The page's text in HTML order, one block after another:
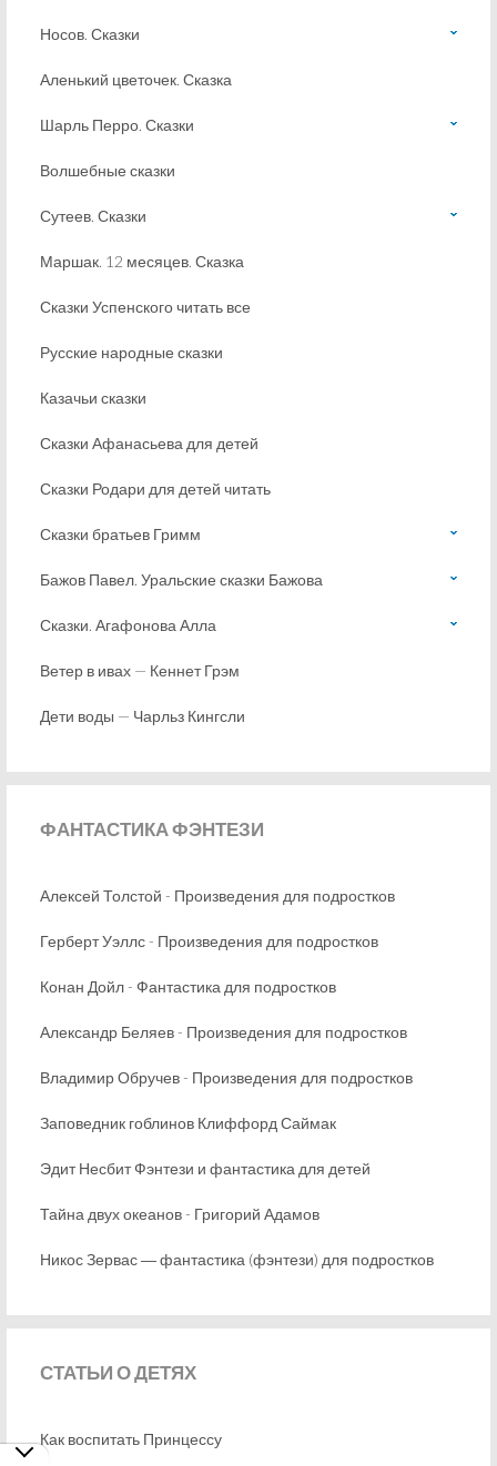
Носов. Сказки
Аленький цветочек. Сказка
Шарль Перро. Сказки
Волшебные сказки
Сутеев. Сказки
Маршак. 12 месяцев. Сказка
Сказки Успенского читать все
Русские народные сказки
Казачьи сказки
Сказки Афанасьева для детей
Сказки Родари для детей читать
Сказки братьев Гримм
Бажов Павел. Уральские сказки Бажова
Сказки. Агафонова Алла
Ветер в ивах — Кеннет Грэм
Дети воды — Чарльз Кингсли
ФАНТАСТИКАФЭНТЕЗИ
Алексей Толстой - Произведения для подростков
Герберт Уэллс - Произведения для подростков
Конан Дойл - Фантастика для подростков
Александр Беляев - Произведения для подростков
Владимир Обручев - Произведения для подростков
Заповедник гоблинов Клиффорд Саймак
Эдит Несбит Фэнтези и фантастика для детей
Тайна двух океанов - Григорий Адамов
Никос Зервас ― фантастика (фэнтези) для подростков
СТАТЬИО ДЕТЯХ
Как воспитать Принцессу